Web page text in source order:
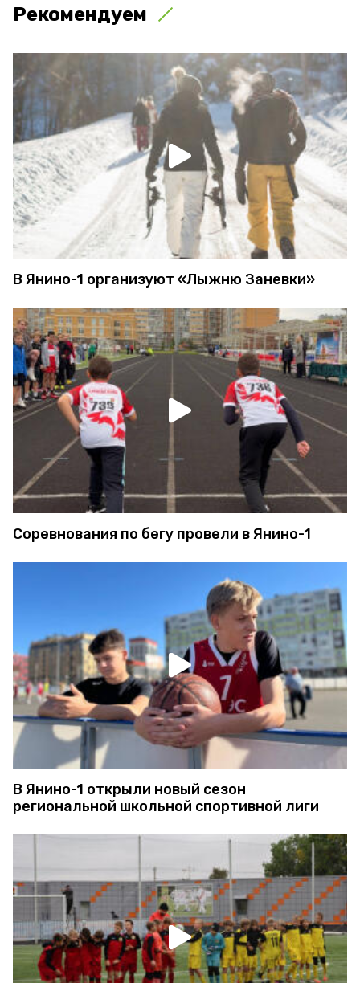
Рекомендуем
В Янино-1 организуют «Лыжню Заневки»
Соревнования по бегу провели в Янино-1
В Янино-1 открыли новый сезон
региональной школьной спортивной лиги